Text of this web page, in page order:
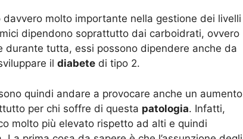
davvero molto importante nella gestione dei livelli
dipendono soprattutto dai carboidrati, ovvero
durante tutta, essi possono dipendere anche da
il diabete di tipo 2.
quindi andare a provocare anche un aumento
per chi soffre di questa patologia. Infatti,
molto più elevato rispetto ad alti e quindi